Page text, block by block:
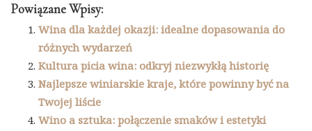
Powiązane Wpisy:
Wina dla każdej okazji: idealne dopasowania do
różnych wydarzeń
Kultura picia wina: odkryj niezwykłą historię
Najlepsze winiarskie kraje, które powinny być na
Twojej liście
Wino a sztuka: połączenie smaków i estetyki